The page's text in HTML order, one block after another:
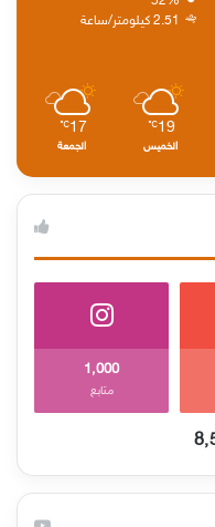
2.51 كيلومتر/ساعة
19
℃
الخميس
17
℃
الجمعة
1٬000
متابع